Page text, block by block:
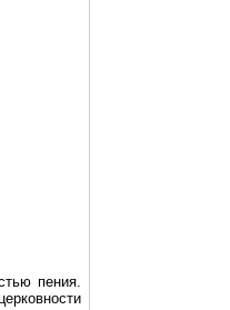
пения.